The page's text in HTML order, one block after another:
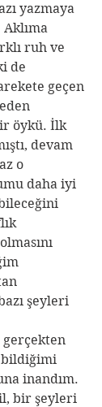
yazmaya
ruh ve
de
geçen
öykü. İlk
devam
o
daha iyi
şeyleri
gerçekten
inandım.
bir şeyleri